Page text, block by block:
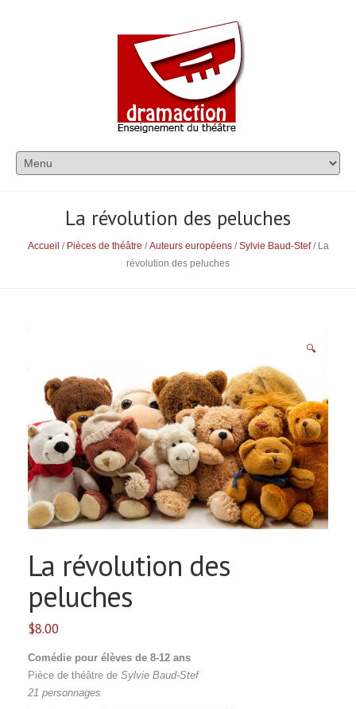
La révolution des peluches
Accueil / Pièces de théâtre /Auteurs européens/Sylvie Baud-Stef/ La
révolution des peluches
🔍
La révolution des
peluches
$8.00
Comédie pour élèves de 8-12 ans
Pièce de théâtre de Sylvie Baud-Stef
21 personnages